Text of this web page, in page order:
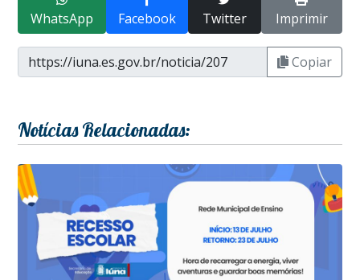
WhatsApp Facebook Twitter Imprimir
Copiar
Notícias Relacionadas: